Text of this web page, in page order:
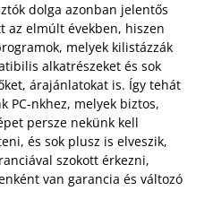
dolga azonban jelentős
az elmúlt években, hiszen
melyek kilistázzák
alkatrészeket és sok
árajánlatokat is. Így tehát
PC-nkhez, melyek biztos,
persze nekünk kell
és sok plusz is elveszik,
szokott érkezni,
van garancia és változó